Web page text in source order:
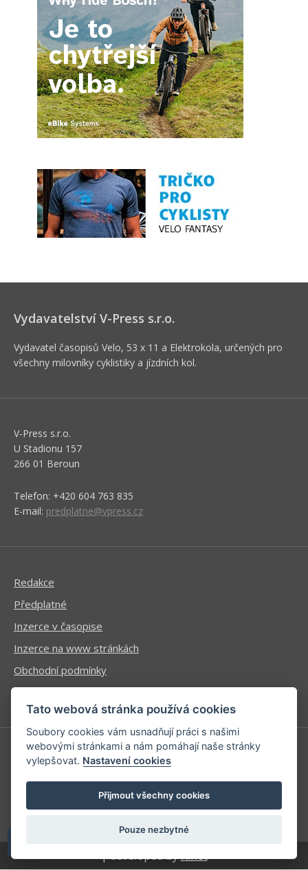
Vydavatelství V-Press s.r.o.
Vydavatel časopisů Velo, 53 x 11 a Elektrokola, určených pro
všechny milovníky cyklistiky a jízdních kol.
V-Press s.r.o.
U Stadionu 157
266 01 Beroun
Telefon: +420 604 763 835
E-mail: predplatne@vpress.cz
Redakce
Předplatné
Inzerce v časopise
Inzerce na www stránkách
Obchodní podmínky
Ochrana osobních údajů
Příhlášení | Registrace
Kontaktní informace
Mapa stránek
| developed byKinet
Tato webová stránka používá cookies
Soubory cookies vám usnadňují práci s našimi
webovými stránkami a nám pomáhají naše stránky
vylepšovat. Nastavení cookies
Přijmout všechny cookies
Pouze nezbytné